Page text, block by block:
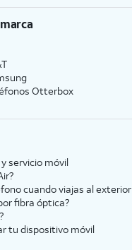
Otterbox
servicio móvil
cuando viajas al exterior
fibra óptica?
tu dispositivo móvil